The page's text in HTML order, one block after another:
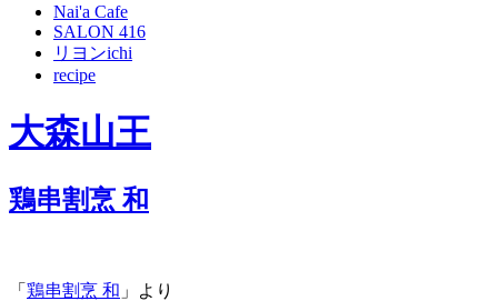
Nai'a Cafe
SALON 416
リヨンichi
recipe
大森山王
鶏串割烹 和
「 鶏串割烹 和 」より